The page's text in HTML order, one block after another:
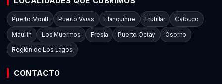
Puerto Montt Puerto Varas Llanquihue Frutillar Calbuco
Maullín Los Muermos Fresia Puerto Octay Osorno
Región de Los Lagos
CONTACTO